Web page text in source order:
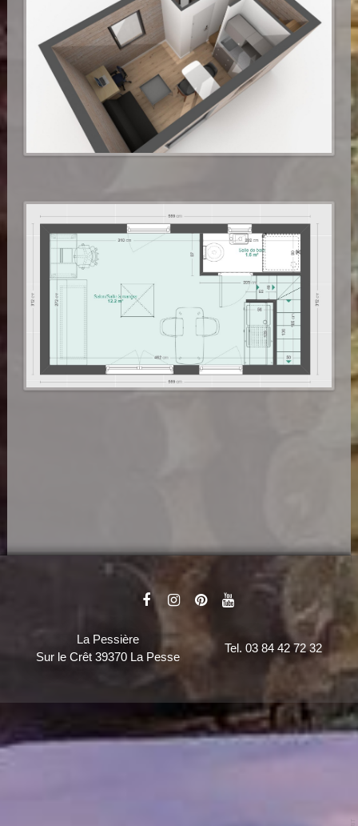
La Pessière
Sur le Crêt 39370 La Pesse
Tel. 03 84 42 72 32
Console de débogage Joomla!